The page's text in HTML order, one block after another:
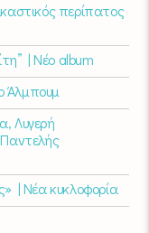
περίπατος
| Νέο album
Άλμπουμ
Λυγερή
| Νέα κυκλοφορία